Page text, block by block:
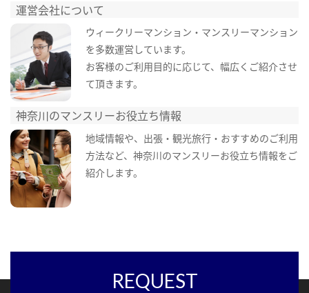
運営会社について
ウィークリーマンション・マンスリーマンション
を多数運営しています。
お客様のご利用目的に応じて、幅広くご紹介させ
て頂きます。
神奈川のマンスリーお役立ち情報
地域情報や、出張・観光旅行・おすすめのご利用
方法など、神奈川のマンスリーお役立ち情報をご
紹介します。
REQUEST